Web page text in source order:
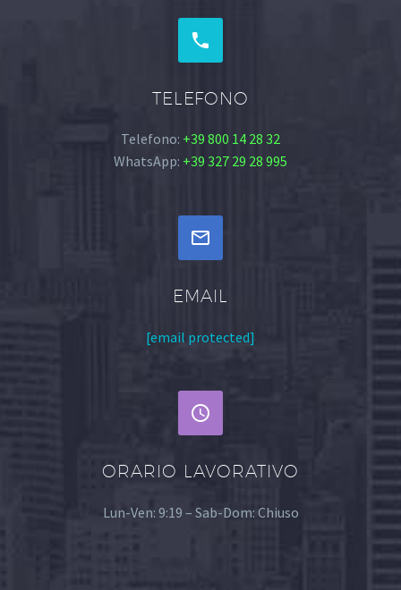


TELEFONO
Telefono: +39 800 14 28 32
WhatsApp: +39 327 29 28 995


EMAIL
[email protected]


ORARIO LAVORATIVO
Lun-Ven: 9:19 – Sab-Dom: Chiuso